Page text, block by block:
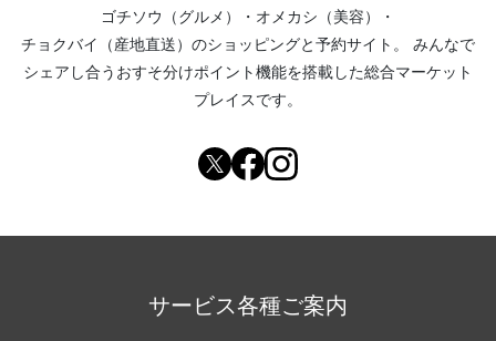
ゴチソウ（グルメ）
・ オメカシ（美容）
・
チョクバイ（産地直送） のショッピングと予約サイト。
みんなで
シェアし合う おすそ分けポイント機能を搭載した総合マーケット
プレイスです。
サービス各種ご案内